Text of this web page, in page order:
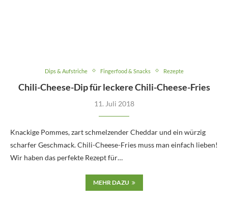
Dips & Aufstriche Fingerfood & Snacks Rezepte
Chili-Cheese-Dip für leckere Chili-Cheese-Fries
11. Juli 2018
Knackige Pommes, zart schmelzender Cheddar und ein würzig
scharfer Geschmack. Chili-Cheese-Fries muss man einfach lieben!
Wir haben das perfekte Rezept für…
MEHR DAZU